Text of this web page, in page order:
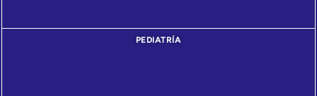
PEDIATRÍA